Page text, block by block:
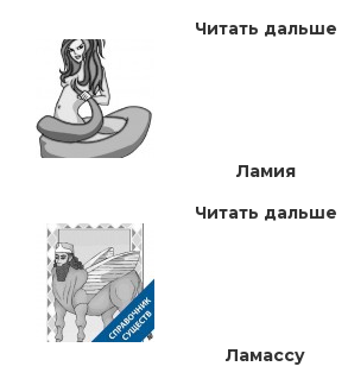
Читать дальше
Ламия
Читать дальше
Ламассу